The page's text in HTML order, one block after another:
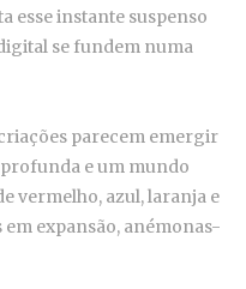
esse instante suspenso
se fundem numa
parecem emergir
e um mundo
vermelho, azul, laranja e
expansão, anémonas-